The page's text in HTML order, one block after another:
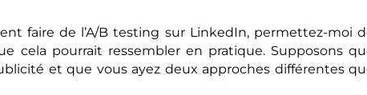
faire de l’A/B testing sur LinkedIn, permettez-moi
cela pourrait ressembler en pratique. Supposons
et que vous ayez deux approches différentes